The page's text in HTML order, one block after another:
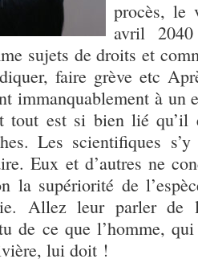
procès, le
avril
sujets de droits et
faire grève etc
immanquablement à un
tout est si bien lié qu’il
Les scientifiques
Eux et d’autres ne
la supériorité de
Allez leur parler de
de ce que l’homme,
lui doit !